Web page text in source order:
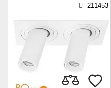
211453